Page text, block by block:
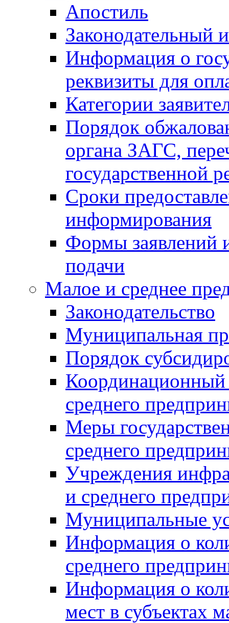
Апостиль
Законодательный
Информация о
реквизиты для
Категории
Порядок
органа ЗАГС,
государственной
Сроки
информирования
Формы заявлений
подачи
Малое и среднее
Законодательство
Муниципальная
Порядок
Координационный
среднего
Меры
среднего
Учреждения
и среднего
Муниципальные
Информация о
среднего
Информация о
мест в субъектах